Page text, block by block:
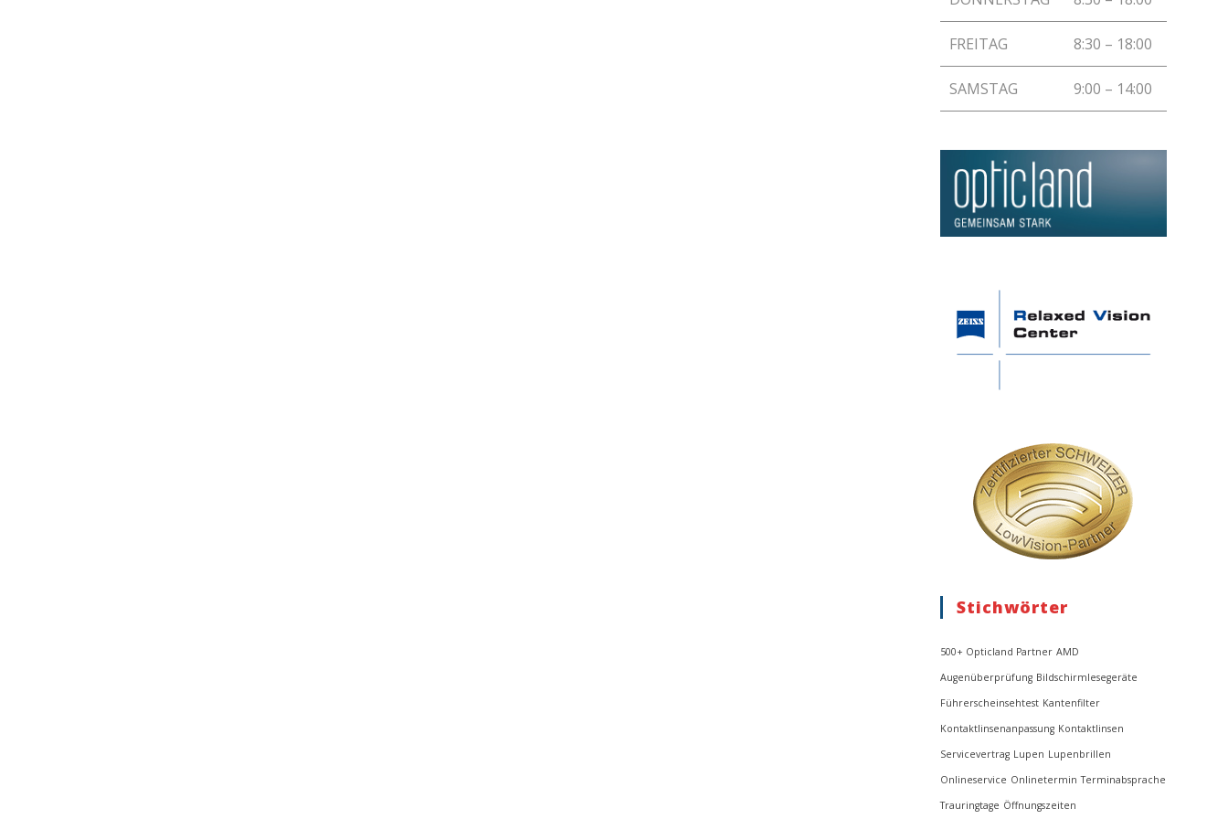
FREITAG 8:30 – 18:00
SAMSTAG 9:00 – 14:00
Stichwörter
500+ Opticland Partner AMD
Augenüberprüfung Bildschirmlesegeräte
Führerscheinsehtest Kantenfilter
Kontaktlinsenanpassung Kontaktlinsen
Servicevertrag Lupen Lupenbrillen
Onlineservice Onlinetermin Terminabsprache
Trauringtage Öffnungszeiten